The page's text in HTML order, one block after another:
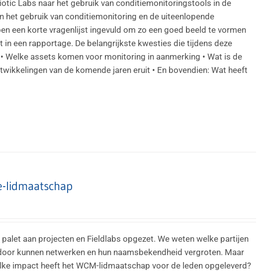
Labs naar het gebruik van conditiemonitoringstools in de
het gebruik van conditiemonitoring en de uiteenlopende
een korte vragenlijst ingevuld om zo een goed beeld te vormen
in een rapportage. De belangrijkste kwesties die tijdens deze
assets komen voor monitoring in aanmerking • Wat is de
van de komende jaren eruit • En bovendien: Wat heeft
lidmaatschap
aan projecten en Fieldlabs opgezet. We weten welke partijen
kunnen netwerken en hun naamsbekendheid vergroten. Maar
impact heeft het WCM-lidmaatschap voor de leden opgeleverd?